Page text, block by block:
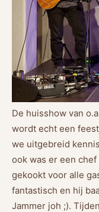
De huisshow van
wordt echt een
we uitgebreid
ook was er een
gekookt voor alle
fantastisch en hij
Jammer joh ;).